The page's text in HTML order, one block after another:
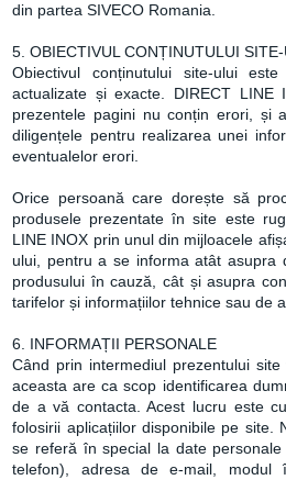
din partea SIVECO Romania.
5. OBIECTIVUL CONȚINUTULUI
Obiectivul conținutului site-ului
actualizate și exacte. DIRECT
prezentele pagini nu conțin erori, și
diligențele pentru realizarea unei
eventualelor erori.
Orice persoană care dorește să
produsele prezentate în site este
LINE INOX prin unul din mijloacele
ului, pentru a se informa atât asupra
produsului în cauză, cât și asupra
tarifelor și informațiilor tehnice sau de
6. INFORMAȚII PERSONALE
Când prin intermediul prezentului
aceasta are ca scop identificarea
de a vă contacta. Acest lucru este
folosirii aplicațiilor disponibile pe site.
se referă în special la date
telefon), adresa de e-mail,